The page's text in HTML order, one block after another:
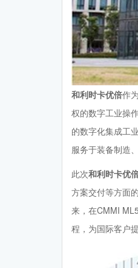
和利时卡优倍作
权的数字工业操
的数字化集成工
服务于装备制造
此次和利时卡优
方案交付等方面
来，在CMMI
程，为国际客户